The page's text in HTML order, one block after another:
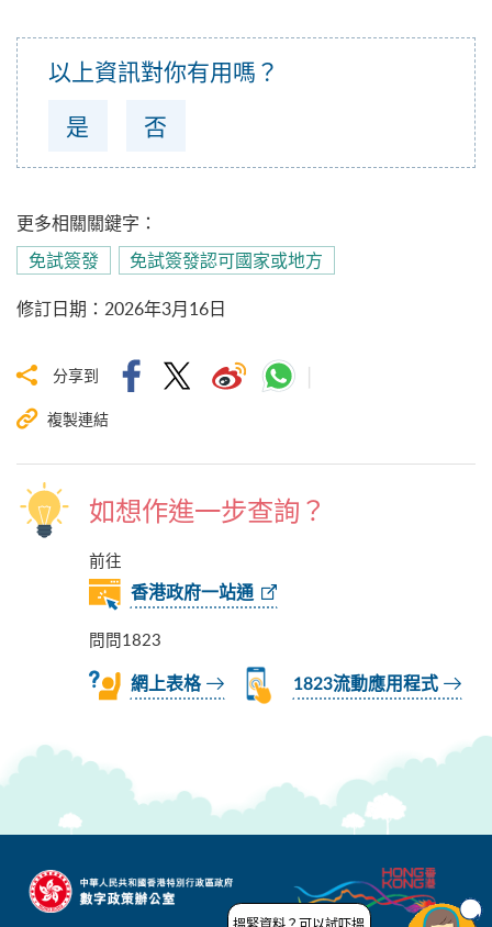
以上資訊對你有用嗎？
是
否
更多相關關鍵字：
免試簽發
免試簽發認可國家或地方
修訂日期 ： 2026年3月16日
分享到
複製連結
如想作進一步查詢？
前往
香港政府一站通
問問1823
網上表格 1823流動應用程式